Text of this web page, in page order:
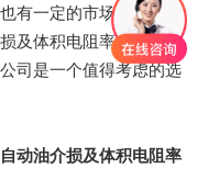
有一定的市场份额和口
及体积电阻率测定仪的
司是一个值得考虑的选
自动油介损及体积电阻率